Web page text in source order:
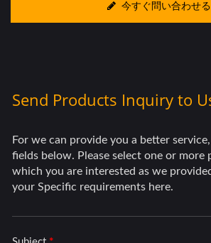
今すぐ問い合わせる